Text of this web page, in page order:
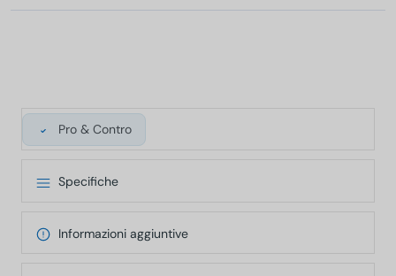
Pro & Contro
Specifiche
Informazioni aggiuntive